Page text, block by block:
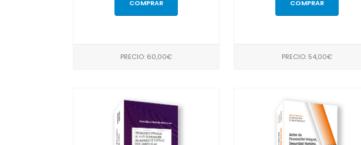
COMPRAR
PRECIO: 60,00€
COMPRAR
PRECIO: 54,00€